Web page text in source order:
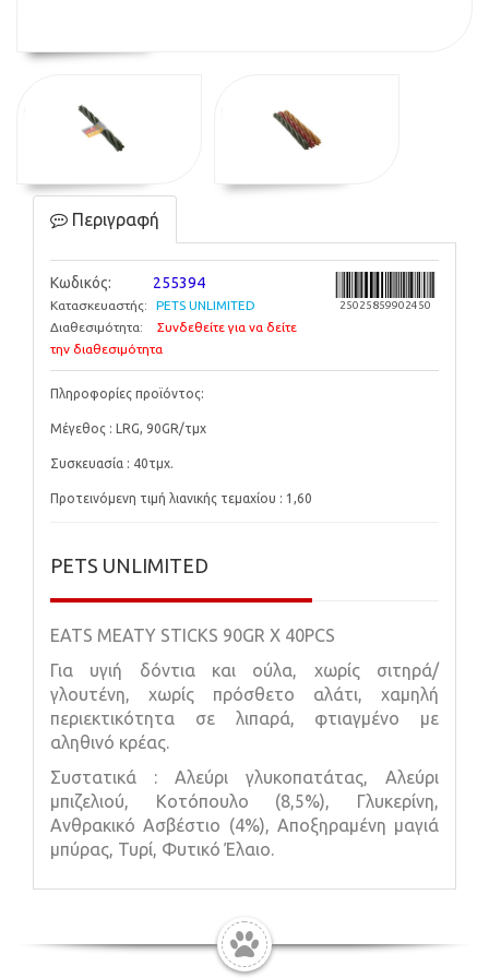
Περιγραφή
Κωδικός: 255394
Κατασκευαστής:
PETS UNLIMITED
Διαθεσιμότητα:
Συνδεθείτε για να δείτε
την διαθεσιμότητα
25025859902450
Πληροφορίες προϊόντος:
Μέγεθος : LRG, 90GR/τμχ
Συσκευασία : 40τμχ.
Προτεινόμενη τιμή λιανικής τεμαχίου : 1,60
PETS UNLIMITED
EATS MEATY STICKS 90GR X 40PCS
Για υγιή δόντια και ούλα, χωρίς σιτηρά/
γλουτένη, χωρίς πρόσθετο αλάτι, χαμηλή
περιεκτικότητα σε λιπαρά, φτιαγμένο με
αληθινό κρέας.
Συστατικά : Αλεύρι γλυκοπατάτας, Αλεύρι
μπιζελιού, Κοτόπουλο (8,5%), Γλυκερίνη,
Ανθρακικό Ασβέστιο (4%), Αποξηραμένη μαγιά
μπύρας, Τυρί, Φυτικό Έλαιο.